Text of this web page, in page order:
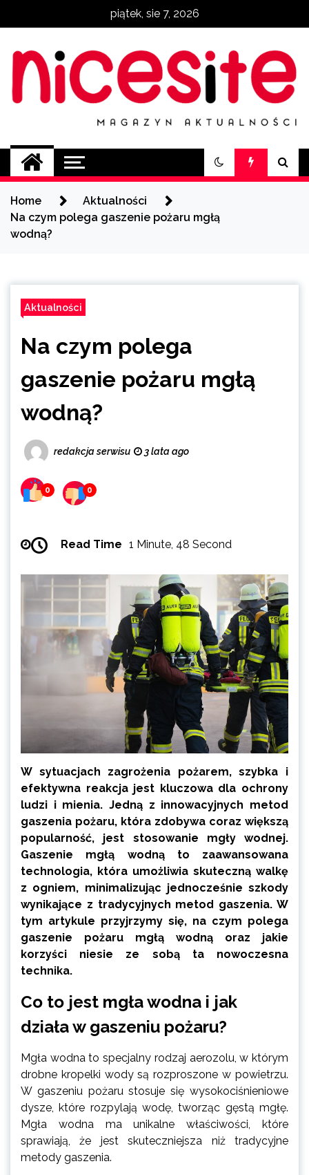
piątek, sie 7, 2026
NiceSite.com.pl
magazyn aktualności
Home
Aktualności
Na czym polega gaszenie pożaru mgłą
wodną?
Aktualności
Na czym polega
gaszenie pożaru mgłą
wodną?
redakcja serwisu 3 lata ago
0 0
Read Time 1 Minute, 48 Second
W sytuacjach zagrożenia pożarem, szybka i
efektywna reakcja jest kluczowa dla ochrony
ludzi i mienia. Jedną z innowacyjnych metod
gaszenia pożaru, która zdobywa coraz większą
popularność, jest stosowanie mgły wodnej.
Gaszenie mgłą wodną to zaawansowana
technologia, która umożliwia skuteczną walkę
z ogniem, minimalizując jednocześnie szkody
wynikające z tradycyjnych metod gaszenia. W
tym artykule przyjrzymy się, na czym polega
gaszenie pożaru mgłą wodną oraz jakie
korzyści niesie ze sobą ta nowoczesna
technika.
Co to jest mgła wodna i jak
działa w gaszeniu pożaru?
Mgła wodna to specjalny rodzaj aerozolu, w którym
drobne kropelki wody są rozproszone w powietrzu.
W gaszeniu pożaru stosuje się wysokociśnieniowe
dysze, które rozpylają wodę, tworząc gęstą mgłę.
Mgła wodna ma unikalne właściwości, które
sprawiają, że jest skuteczniejsza niż tradycyjne
metody gaszenia.